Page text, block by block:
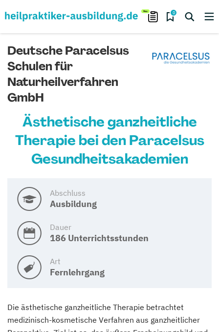
0
Deutsche Paracelsus
Schulen für
Naturheilverfahren
GmbH
Ästhetische ganzheitliche
Therapie bei den Paracelsus
Gesundheitsakademien
Abschluss
Ausbildung
Dauer
186 Unterrichtsstunden
Art
Fernlehrgang
Die ästhetische ganzheitliche Therapie betrachtet
medizinisch-kosmetische Verfahren aus ganzheitlicher